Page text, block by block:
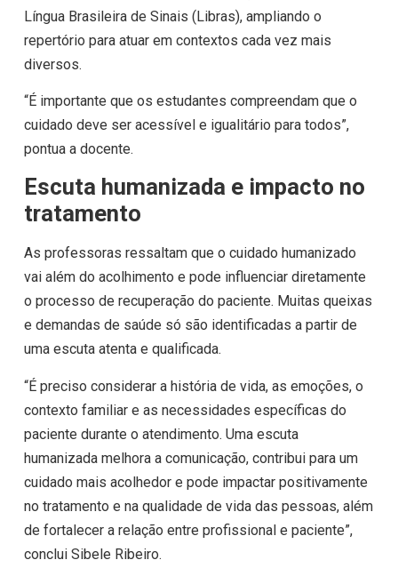
Língua Brasileira de Sinais (Libras), ampliando o
repertório para atuar em contextos cada vez mais
diversos.
“É importante que os estudantes compreendam que o
cuidado deve ser acessível e igualitário para todos”,
pontua a docente.
Escuta humanizada e impacto no
tratamento
As professoras ressaltam que o cuidado humanizado
vai além do acolhimento e pode influenciar diretamente
o processo de recuperação do paciente. Muitas queixas
e demandas de saúde só são identificadas a partir de
uma escuta atenta e qualificada.
“É preciso considerar a história de vida, as emoções, o
contexto familiar e as necessidades específicas do
paciente durante o atendimento. Uma escuta
humanizada melhora a comunicação, contribui para um
cuidado mais acolhedor e pode impactar positivamente
no tratamento e na qualidade de vida das pessoas, além
de fortalecer a relação entre profissional e paciente”,
conclui Sibele Ribeiro.